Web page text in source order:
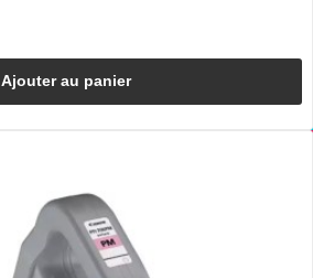
Ajouter au panier